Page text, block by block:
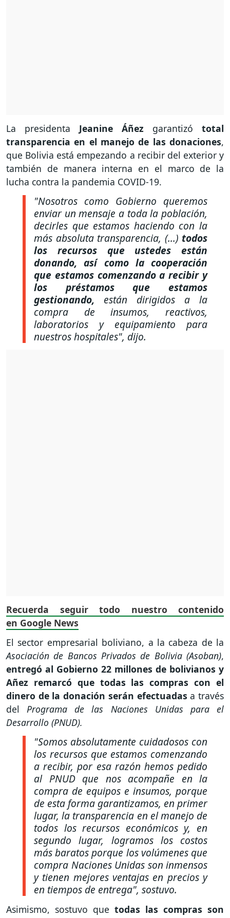
La presidenta Jeanine Áñez garantizó total
transparencia en el manejo de las donaciones,
que Bolivia está empezando a recibir del exterior y
también de manera interna en el marco de la
lucha contra la pandemia COVID-19.
"Nosotros como Gobierno queremos
enviar un mensaje a toda la población,
decirles que estamos haciendo con la
más absoluta transparencia, (...) todos
los recursos que ustedes están
donando, así como la cooperación
que estamos comenzando a recibir y
los préstamos que estamos
gestionando, están dirigidos a la
compra de insumos, reactivos,
laboratorios y equipamiento para
nuestros hospitales", dijo.
Recuerda seguir todo nuestro contenido
en Google News
El sector empresarial boliviano, a la cabeza de la
Asociación de Bancos Privados de Bolivia (Asoban),
entregó al Gobierno 22 millones de bolivianos y
Añez remarcó que todas las compras con el
dinero de la donación serán efectuadas a través
del Programa de las Naciones Unidas para el
Desarrollo (PNUD).
"Somos absolutamente cuidadosos con
los recursos que estamos comenzando
a recibir, por esa razón hemos pedido
al PNUD que nos acompañe en la
compra de equipos e insumos, porque
de esta forma garantizamos, en primer
lugar, la transparencia en el manejo de
todos los recursos económicos y, en
segundo lugar, logramos los costos
más baratos porque los volúmenes que
compra Naciones Unidas son inmensos
y tienen mejores ventajas en precios y
en tiempos de entrega", sostuvo.
Asimismo, sostuvo que todas las compras son